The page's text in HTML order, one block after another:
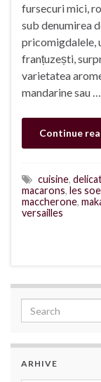
fursecuri mici,
sub denumirea
pricomigdalele,
franțuzești,
varietatea
mandarine sau …
Continue
cuisine,
macarons, les
maccherone,
versailles
Search for:
ARHIVE